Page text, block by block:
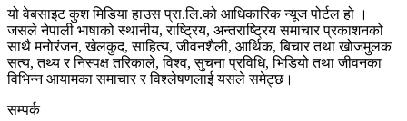
यो वेबसाइट कुश मिडिया हाउस प्रा.लि.को आधिकारिक न्यूज पोर्टल हो ।
जसले नेपाली भाषाको स्थानीय, राष्ट्रिय, अन्तराष्ट्रिय समाचार प्रकाशनको
साथै मनोरंजन, खेलकुद, साहित्य, जीवनशैली, आर्थिक, बिचार तथा खोजमुलक
सत्य, तथ्य र निस्पक्ष तरिकाले, विश्व, सुचना प्रविधि, भिडियो तथा जीवनका
विभिन्न आयामका समाचार र विश्लेषणलाई यसले समेट्छ।
सम्पर्क